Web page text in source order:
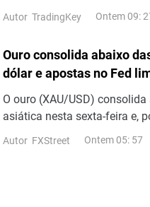
Autor TradingKey Ontem 09:
Ouro consolida abaixo
dólar e apostas no Fed
O ouro (XAU/USD)
asiática nesta sexta-feira e,
18 de junho.
Autor FXStreet Ontem 05: 57